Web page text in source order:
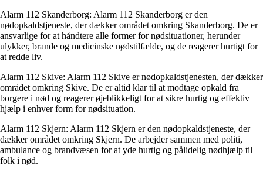
Alarm 112 Skanderborg: Alarm 112 Skanderborg er den
nødopkaldstjeneste, der dækker området omkring Skanderborg. De er
ansvarlige for at håndtere alle former for nødsituationer, herunder
ulykker, brande og medicinske nødstilfælde, og de reagerer hurtigt for
at redde liv.
Alarm 112 Skive: Alarm 112 Skive er nødopkaldstjenesten, der dækker
området omkring Skive. De er altid klar til at modtage opkald fra
borgere i nød og reagerer øjeblikkeligt for at sikre hurtig og effektiv
hjælp i enhver form for nødsituation.
Alarm 112 Skjern: Alarm 112 Skjern er den nødopkaldstjeneste, der
dækker området omkring Skjern. De arbejder sammen med politi,
ambulance og brandvæsen for at yde hurtig og pålidelig nødhjælp til
folk i nød.